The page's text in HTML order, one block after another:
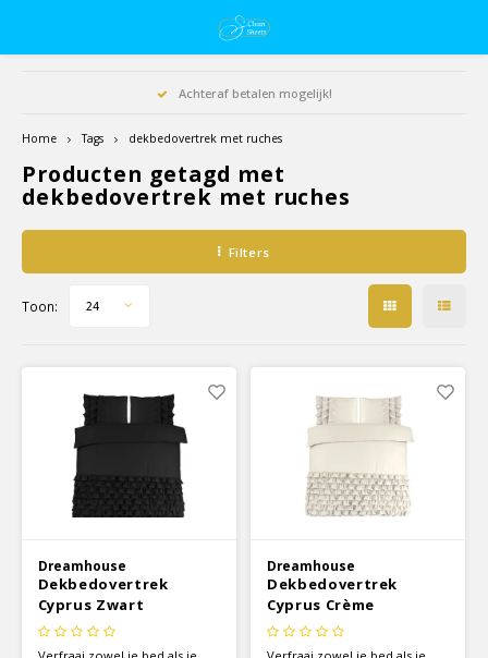
Achteraf betalen mogelijk!
Home Tags dekbedovertrek met ruches
Producten getagd met
dekbedovertrek met ruches
Filters
Toon: 24
Dreamhouse
Dekbedovertrek
Cyprus Zwart
Dreamhouse
Dekbedovertrek
Cyprus Crème